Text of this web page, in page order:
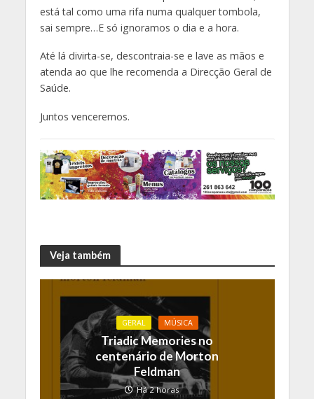
está tal como uma rifa numa qualquer tombola,
sai sempre…E só ignoramos o dia e a hora.
Até lá divirta-se, descontraia-se e lave as mãos e
atenda ao que lhe recomenda a Direcção Geral de
Saúde.
Juntos venceremos.
Veja também
GERAL MÚSICA
Triadic Memories no
centenário de Morton
Feldman
Há 2 horas